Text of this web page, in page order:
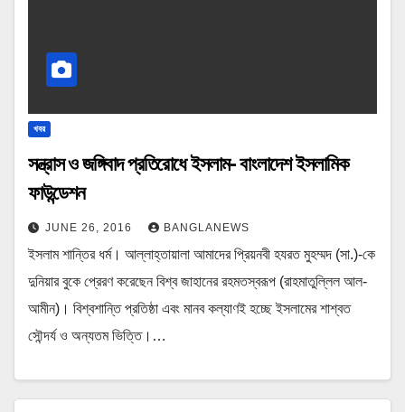
খবর
সন্ত্রাস ও জঙ্গিবাদ প্রতিরোধে ইসলাম- বাংলাদেশ ইসলামিক
ফাউন্ডেশন
JUNE 26, 2016 BANGLANEWS
ইসলাম শান্তির ধর্ম। আল্লাহ্‌তায়ালা আমাদের প্রিয়নবী হযরত মুহম্মদ (সা.)-কে
দুনিয়ার বুকে প্রেরণ করেছেন বিশ্ব জাহানের রহমতস্বরূপ (রাহমাতুল্লিল আল-
আমীন)। বিশ্বশান্তি প্রতিষ্ঠা এবং মানব কল্যাণই হচ্ছে ইসলামের শাশ্বত
সৌন্দর্য ও অন্যতম ভিত্তি।…